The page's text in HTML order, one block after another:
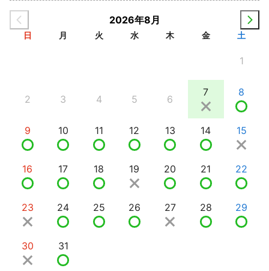
2026年8月
日 月 火 水 木 金 土
1
2 3 4 5 6
7 8
9 10 11 12 13 14 15
16 17 18 19 20 21 22
23 24 25 26 27 28 29
30 31